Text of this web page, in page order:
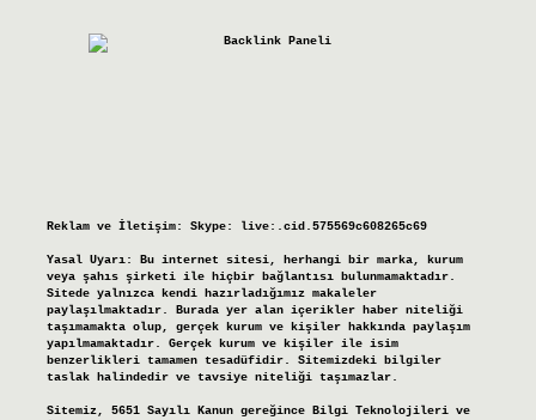
Reklam ve İletişim: Skype: live:.cid.575569c608265c69
Yasal Uyarı:
Bu internet sitesi, herhangi bir marka, kurum
veya şahıs şirketi ile hiçbir bağlantısı bulunmamaktadır.
Sitede yalnızca kendi hazırladığımız makaleler
paylaşılmaktadır. Burada yer alan içerikler haber niteliği
taşımamakta olup, gerçek kurum ve kişiler hakkında paylaşım
yapılmamaktadır. Gerçek kurum ve kişiler ile isim
benzerlikleri tamamen tesadüfidir. Sitemizdeki bilgiler
taslak halindedir ve tavsiye niteliği taşımazlar.
Sitemiz, 5651 Sayılı Kanun gereğince Bilgi Teknolojileri ve